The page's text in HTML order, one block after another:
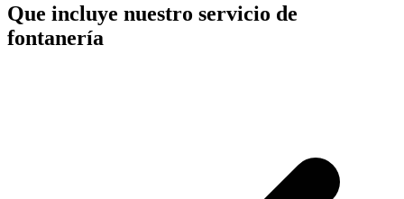
Que incluye nuestro servicio de
fontanería